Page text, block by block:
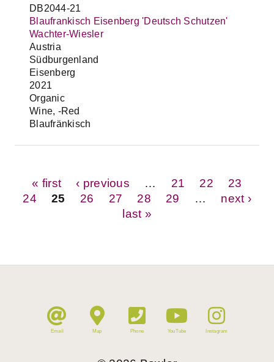
DB2044-21
Blaufrankisch Eisenberg 'Deutsch Schutzen'
Wachter-Wiesler
Austria
Südburgenland
Eisenberg
2021
Organic
Wine, -Red
Blaufränkisch
Pages
« first ‹ previous 21 22
23
24
25 26 27 28 29
next ›
last »
Email Map Phone YouTube Instagram